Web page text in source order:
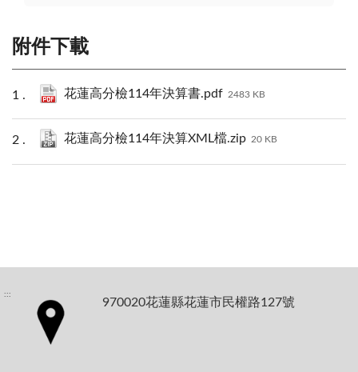
附件下載
花蓮高分檢114年決算書.pdf 2483 KB
花蓮高分檢114年決算XML檔.zip 20 KB
:::
970020花蓮縣花蓮市民權路127號